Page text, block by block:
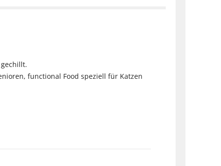
functional Food speziell für Katzen